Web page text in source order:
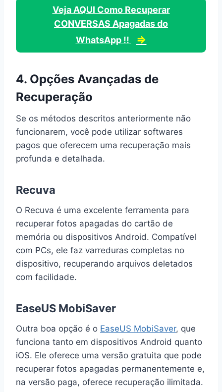
Veja AQUI Como Recuperar
CONVERSAS Apagadas do
WhatsApp !!
⇒
4. Opções Avançadas de
Recuperação
Se os métodos descritos anteriormente não
funcionarem, você pode utilizar softwares
pagos que oferecem uma recuperação mais
profunda e detalhada.
Recuva
O Recuva é uma excelente ferramenta para
recuperar fotos apagadas do cartão de
memória ou dispositivos Android. Compatível
com PCs, ele faz varreduras completas no
dispositivo, recuperando arquivos deletados
com facilidade.
EaseUS MobiSaver
Outra boa opção é o EaseUS MobiSaver, que
funciona tanto em dispositivos Android quanto
iOS. Ele oferece uma versão gratuita que pode
recuperar fotos apagadas permanentemente e,
na versão paga, oferece recuperação ilimitada.